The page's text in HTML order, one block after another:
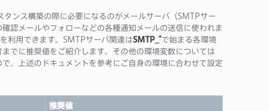
ンス構築の際に必要になるのがメールサーバ（SMTPサー
認メールやフォローなどの各種通知メールの送信に使われま
利用できます。SMTPサーバ関連はSMTP_*で始まる各環境
でに推奨値をご紹介します。その他の環境変数については
、上述のドキュメントを参考にご自身の環境に合わせて設定
推奨値